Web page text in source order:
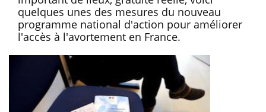
quelques unes des mesures du nouveau
programme national d'action pour améliorer
l'accès à l'avortement en France.